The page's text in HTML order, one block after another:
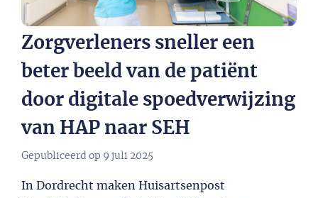
Zorgverleners sneller een
beter beeld van de patiënt
door digitale spoedverwijzing
van HAP naar SEH
Gepubliceerd op 9 juli 2025
In Dordrecht maken ​​Huisartsenpost